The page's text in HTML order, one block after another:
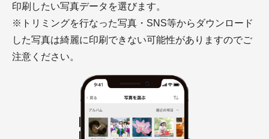
印刷したい写真データを選びます。
※トリミングを行なった写真・SNS等からダウンロード
した写真は綺麗に印刷できない可能性がありますのでご
注意ください。